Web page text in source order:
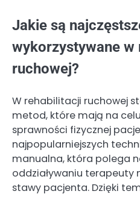
Jakie są
wykorzystywane w
ruchowej?
W rehabilitacji ruchowej
metod, które mają na
sprawności fizycznej
najpopularniejszych
manualna, która polega
oddziaływaniu terapeuty
stawy pacjenta. Dzięki